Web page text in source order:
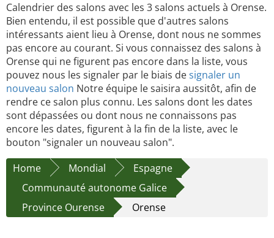
Calendrier des salons avec les 3 salons actuels à Orense.
Bien entendu, il est possible que d'autres salons
intéressants aient lieu à Orense, dont nous ne sommes
pas encore au courant. Si vous connaissez des salons à
Orense qui ne figurent pas encore dans la liste, vous
pouvez nous les signaler par le biais designaler un
nouveau salon Notre équipe le saisira aussitôt, afin de
rendre ce salon plus connu. Les salons dont les dates
sont dépassées ou dont nous ne connaissons pas
encore les dates, figurent à la fin de la liste, avec le
bouton "signaler un nouveau salon".
Home
Mondial
Espagne
Communauté autonome Galice
Province Ourense
Orense